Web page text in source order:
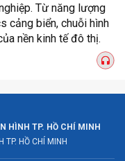
Từ năng lượng
cảng biển, chuỗi hình
nền kinh tế đô thị.
HÌNH TP. HỒ CHÍ MINH
TP. HỒ CHÍ MINH